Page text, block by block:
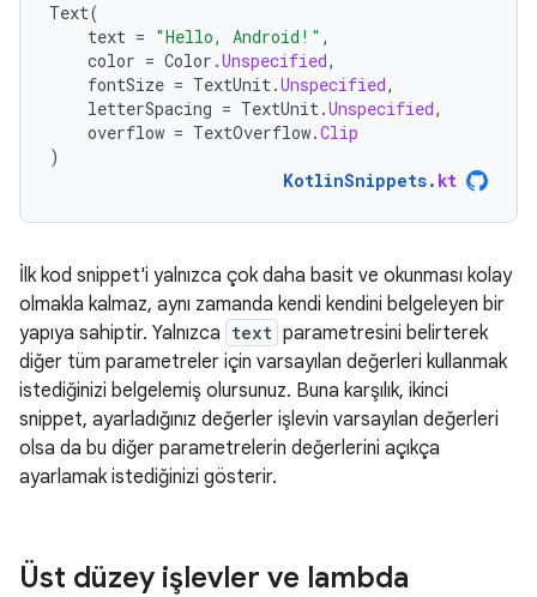
Text(
text = "Hello, Android!" ,
color = Color .Unspecified,
fontSize = TextUnit.Unspecified,
letterSpacing = TextUnit.Unspecified,
overflow = TextOverflow.Clip
)
KotlinSnippets. kt
İlk kod snippet'i yalnızca çok daha basit ve okunması kolay
olmakla kalmaz, aynı zamanda kendi kendini belgeleyen bir
yapıya sahiptir. Yalnızca text parametresini belirterek
diğer tüm parametreler için varsayılan değerleri kullanmak
istediğinizi belgelemiş olursunuz. Buna karşılık, ikinci
snippet, ayarladığınız değerler işlevin varsayılan değerleri
olsa da bu diğer parametrelerin değerlerini açıkça
ayarlamak istediğinizi gösterir.
Üst düzey işlevler ve lambda